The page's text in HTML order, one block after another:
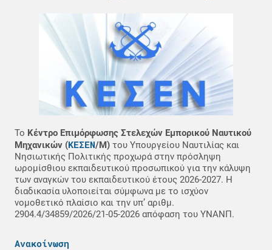
Το Κέντρο Επιμόρφωσης Στελεχών Εμπορικού Ναυτικού
Μηχανικών (ΚΕΣΕΝ/Μ) του Υπουργείου Ναυτιλίας και
Νησιωτικής Πολιτικής προχωρά στην πρόσληψη
ωρομίσθιου εκπαιδευτικού προσωπικού για την κάλυψη
των αναγκών του εκπαιδευτικού έτους 2026-2027. Η
διαδικασία υλοποιείται σύμφωνα με το ισχύον
νομοθετικό πλαίσιο και την υπ’ αριθμ.
2904.4/34859/2026/21-05-2026 απόφαση του ΥΝΑΝΠ.
Ανακοίνωση